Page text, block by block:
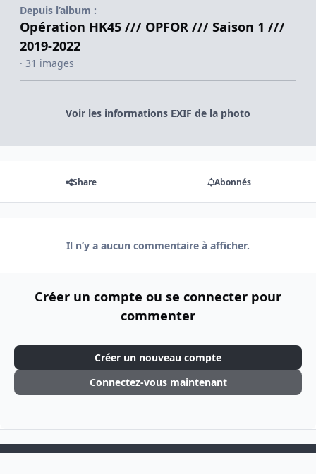
Depuis l’album :
Opération HK45 /// OPFOR /// Saison 1 ///
2019-2022
· 31 images
Voir les informations EXIF de la photo
Share Abonnés
Il n’y a aucun commentaire à afficher.
Créer un compte ou se connecter pour
commenter
Créer un nouveau compte
Connectez-vous maintenant